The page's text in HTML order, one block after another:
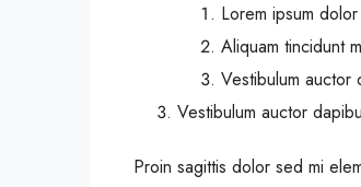
Lorem ipsum
Aliquam tincidunt
Vestibulum auctor
Vestibulum auctor
Proin sagittis dolor sed mi